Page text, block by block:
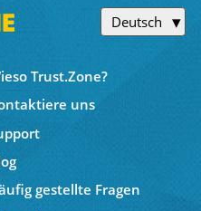
Deutsch
Trust.Zone?
uns
gestellte Fragen